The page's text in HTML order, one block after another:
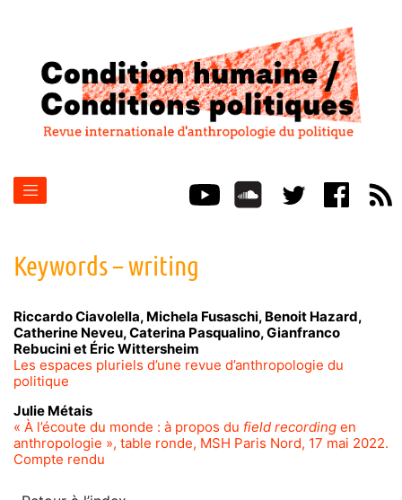
Keywords – writing
RiccardoCiavolella, Michela Fusaschi, Benoit Hazard,
Catherine Neveu,Caterina Pasqualino,Gianfranco
Rebuciniet ÉricWittersheim
Les espaces pluriels d’une revue d’anthropologie du
politique
Julie Métais
« À l’écoute du monde : à propos du field recording en
anthropologie », table ronde, MSH Paris Nord, 17 mai 2022.
Compte rendu